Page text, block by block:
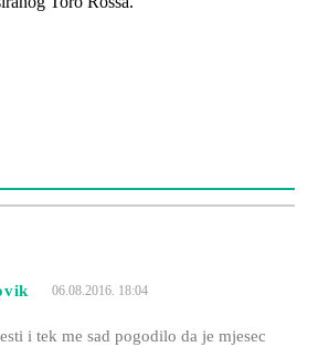
06.08.2016. 18:04
i tek me sad pogodilo da je mjesec